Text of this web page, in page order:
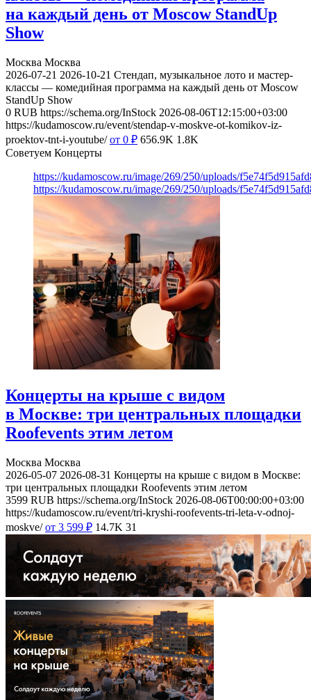
на каждый день от Moscow StandUp
Show
Москва Москва
2026-07-21 2026-10-21 Стендап, музыкальное лото и мастер-
классы — комедийная программа на каждый день от Moscow
StandUp Show
0 RUB https://schema.org/InStock 2026-08-06T12:15:00+03:00
https://kudamoscow.ru/event/stendap-v-moskve-ot-komikov-iz-
proektov-tnt-i-youtube/ от 0 ₽ 656.9K 1.8K
Советуем Концерты
https://kudamoscow.ru/image/269/250/uploads/
https://kudamoscow.ru/image/269/250/uploads/
Концерты на крыше с видом
в Москве: три центральных площадки
Roofevents этим летом
Москва Москва
2026-05-07 2026-08-31 Концерты на крыше с видом в Москве:
три центральных площадки Roofevents этим летом
3599 RUB https://schema.org/InStock 2026-08-06T00:00:00+03:00
https://kudamoscow.ru/event/tri-kryshi-roofevents-tri-leta-v-odnoj-
moskve/ от 3 599 ₽ 14.7K 31